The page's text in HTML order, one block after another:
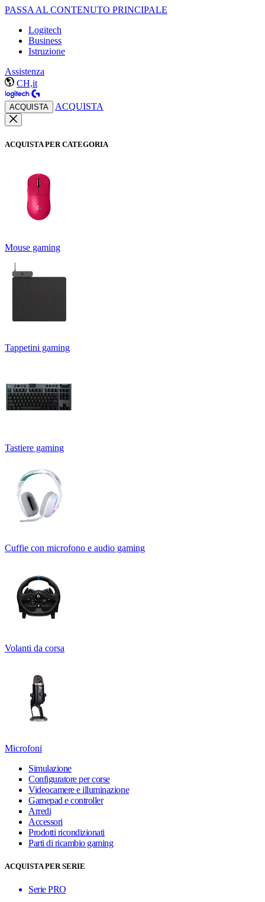
PASSA AL CONTENUTO PRINCIPALE
Logitech
Business
Istruzione
Assistenza
CH,it
ACQUISTA ACQUISTA
ACQUISTA PER CATEGORIA
Mouse gaming
Tappetini gaming
Tastiere gaming
Cuffie con microfono e audio gaming
Volanti da corsa
Microfoni
Simulazione
Configuratore per corse
Videocamere e illuminazione
Gamepad e controller
Arredi
Accessori
Prodotti ricondizionati
Parti di ricambio gaming
ACQUISTA PER SERIE
Serie PRO